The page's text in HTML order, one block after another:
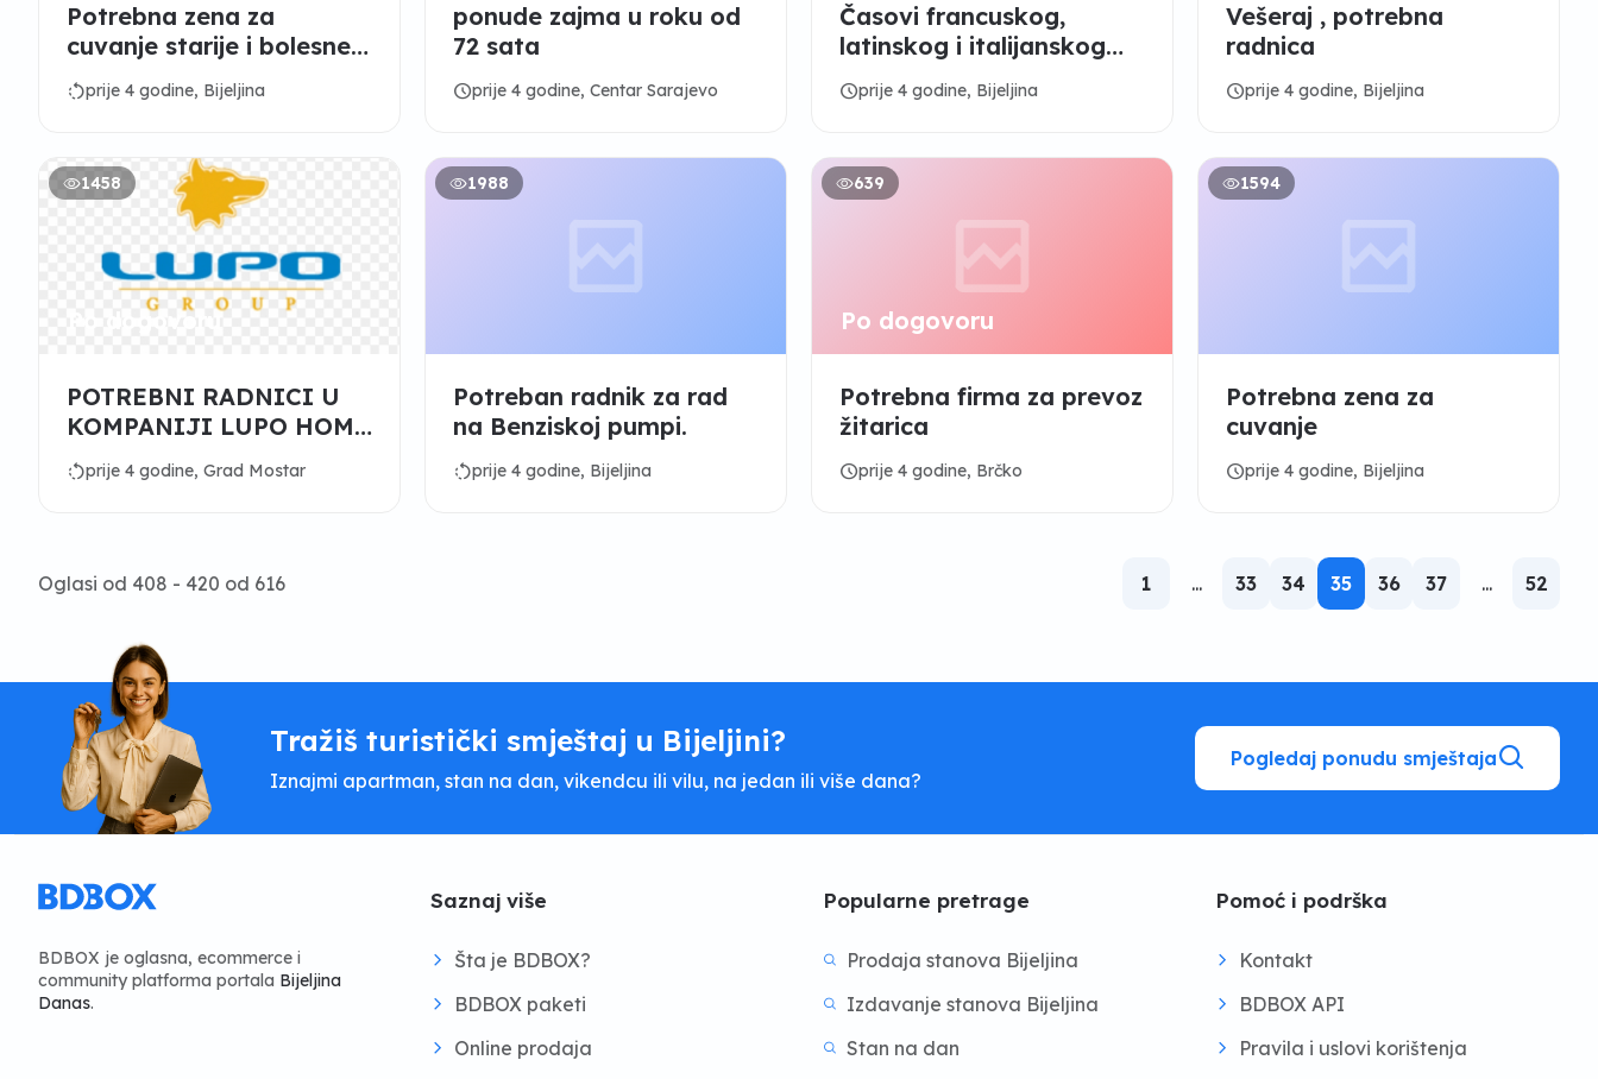
Potrebna zena za
cuvanje starije i bolesne
zene
rotate_leftprije 4 godine, Bijeljina
ponude zajma u roku od
72 sata
scheduleprije 4 godine, Centar Sarajevo
Časovi francuskog,
latinskog i italijanskog
jezika
scheduleprije 4 godine, Bijeljina
Vešeraj , potrebna
radnica
scheduleprije 4 godine, Bijeljina
1458
Po dogovoru
POTREBNI RADNICI U
KOMPANIJI LUPO HOME
LINE
rotate_leftprije 4 godine, Grad Mostar
1988
Potreban radnik za rad
na Benziskoj pumpi.
rotate_leftprije 4 godine, Bijeljina
639
Po dogovoru
Potrebna firma za prevoz
žitarica
scheduleprije 4 godine, Brčko
1594
Potrebna zena za
cuvanje
scheduleprije 4 godine, Bijeljina
Oglasi od 408 - 420 od 616 1 ... 33 34 35 36 37 ... 52
Tražiš turistički smještaj u Bijeljini?
Iznajmi apartman, stan na dan, vikendcu ili vilu, na jedan ili više dana?
Pogledaj ponudu smještaja
BDBOX je oglasna, ecommerce i
community platforma portala Bijeljina
Danas.
Saznaj više
Šta je BDBOX?
BDBOX paketi
Online prodaja
Popularne pretrage
Prodaja stanova Bijeljina
Izdavanje stanova Bijeljina
Stan na dan
Pomoć i podrška
Kontakt
BDBOX API
Pravila i uslovi korištenja